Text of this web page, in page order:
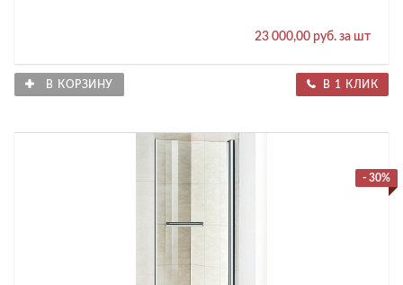
23 000,00 руб. за шт
В КОРЗИНУ В 1 КЛИК
- 30%